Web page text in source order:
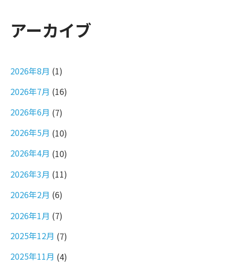
アーカイブ
2026年8月 (1)
2026年7月 (16)
2026年6月 (7)
2026年5月 (10)
2026年4月 (10)
2026年3月 (11)
2026年2月 (6)
2026年1月 (7)
2025年12月 (7)
2025年11月 (4)